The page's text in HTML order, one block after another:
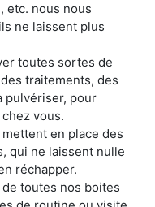
etc. nous nous
ne laissent plus
toutes sortes de
traitements, des
pulvériser, pour
vous.
en place des
qui ne laissent nulle
réchapper.
toutes nos boites